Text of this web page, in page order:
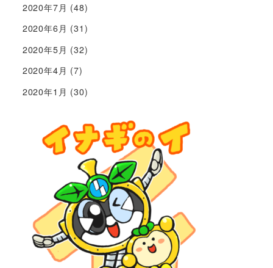
2020年7月 (48)
2020年6月 (31)
2020年5月 (32)
2020年4月 (7)
2020年1月 (30)